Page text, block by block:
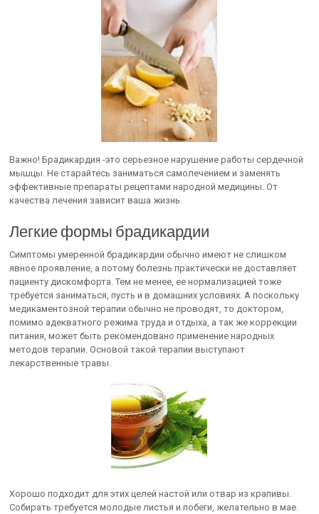
Важно! Брадикардия -это серьезное нарушение работы сердечной
мышцы. Не старайтесь заниматься самолечением и заменять
эффективные препараты рецептами народной медицины. От
качества лечения зависит ваша жизнь.
Легкие формы брадикардии
Симптомы умеренной брадикардии обычно имеют не слишком
явное проявление, а потому болезнь практически не доставляет
пациенту дискомфорта. Тем не менее, ее нормализацией тоже
требуется заниматься, пусть и в домашних условиях. А поскольку
медикаментозной терапии обычно не проводят, то доктором,
помимо адекватного режима труда и отдыха, а так же коррекции
питания, может быть рекомендовано применение народных
методов терапии. Основой такой терапии выступают
лекарственные травы.
Хорошо подходит для этих целей настой или отвар из крапивы.
Собирать требуется молодые листья и побеги, желательно в мае.